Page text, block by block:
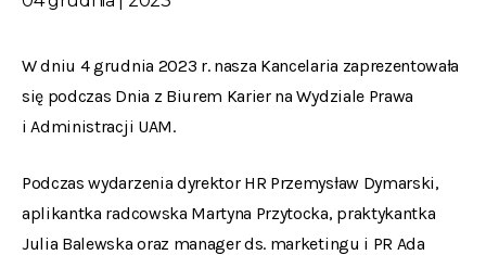
W dniu 4 grudnia 2023 r. nasza Kancelaria zaprezentowała
się podczas Dnia z Biurem Karier na Wydziale Prawa
i Administracji UAM.
Podczas wydarzenia dyrektor HR Przemysław Dymarski,
aplikantka radcowska Martyna Przytocka, praktykantka
Julia Balewska oraz manager ds. marketingu i PR Ada